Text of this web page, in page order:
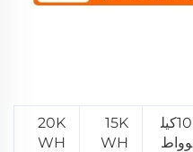
10كيل
وواط
15K
WH
20K
WH